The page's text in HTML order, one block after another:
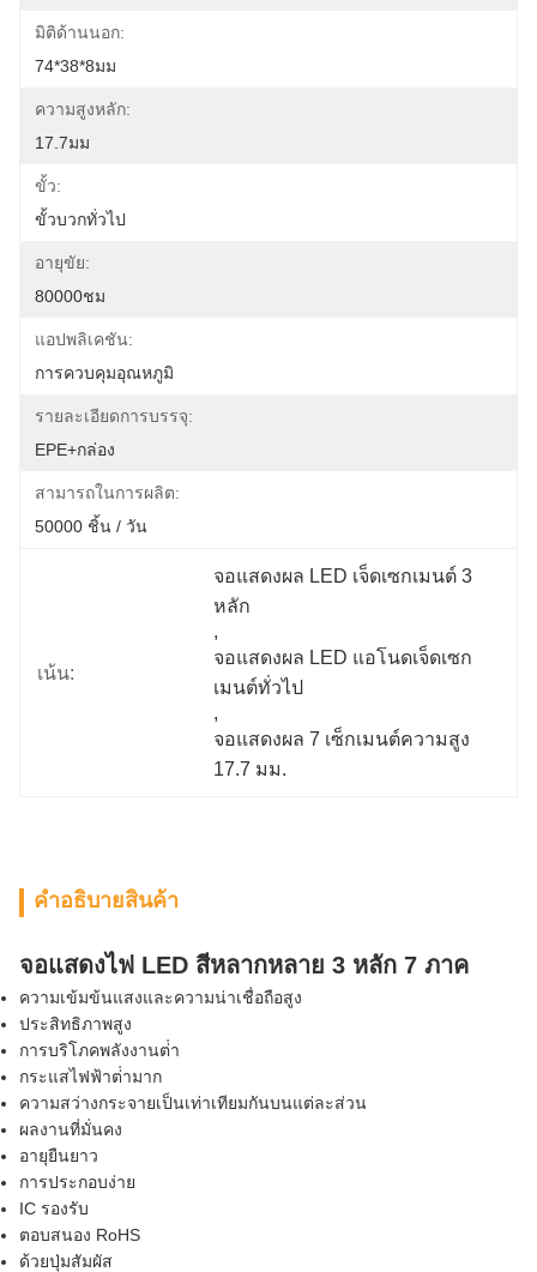
มิติด้านนอก:
74*38*8มม
ความสูงหลัก:
17.7มม
ขั้ว:
ขั้วบวกทั่วไป
อายุขัย:
80000ชม
แอปพลิเคชัน:
การควบคุมอุณหภูมิ
รายละเอียดการบรรจุ:
EPE+กล่อง
สามารถในการผลิต:
50000 ชิ้น / วัน
เน้น:
จอแสดงผล LED เจ็ดเซกเมนต์ 3
หลัก
,
จอแสดงผล LED แอโนดเจ็ดเซก
เมนต์ทั่วไป
,
จอแสดงผล 7 เซ็กเมนต์ความสูง
17.7 มม.
คําอธิบายสินค้า
จอแสดงไฟ LED สีหลากหลาย 3 หลัก 7 ภาค
ความเข้มข้นแสงและความน่าเชื่อถือสูง
ประสิทธิภาพสูง
การบริโภคพลังงานต่ํา
กระแสไฟฟ้าต่ํามาก
ความสว่างกระจายเป็นเท่าเทียมกันบนแต่ละส่วน
ผลงานที่มั่นคง
อายุยืนยาว
การประกอบง่าย
IC รองรับ
ตอบสนอง RoHS
ด้วยปุ่มสัมผัส